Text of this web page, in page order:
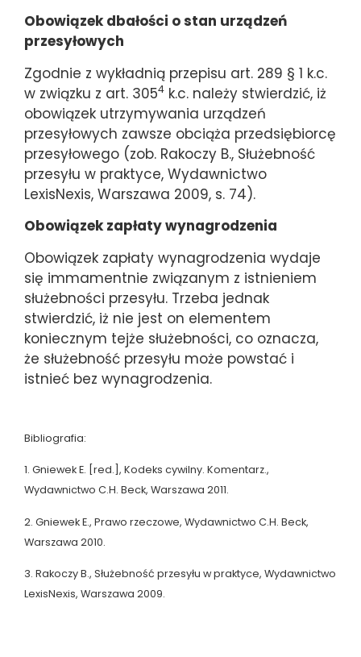
Obowiązek dbałości o stan urządzeń
przesyłowych
Zgodnie z wykładnią przepisu art. 289 § 1 k.c.
w związku z art. 3054 k.c. należy stwierdzić, iż
obowiązek utrzymywania urządzeń
przesyłowych zawsze obciąża przedsiębiorcę
przesyłowego (zob. Rakoczy B., Służebność
przesyłu w praktyce, Wydawnictwo
LexisNexis, Warszawa 2009, s. 74).
Obowiązek zapłaty wynagrodzenia
Obowiązek zapłaty wynagrodzenia wydaje
się immamentnie związanym z istnieniem
służebności przesyłu. Trzeba jednak
stwierdzić, iż nie jest on elementem
koniecznym tejże służebności, co oznacza,
że służebność przesyłu może powstać i
istnieć bez wynagrodzenia.
Bibliografia:
1. Gniewek E. [red.], Kodeks cywilny. Komentarz.,
Wydawnictwo C.H. Beck, Warszawa 2011.
2. Gniewek E., Prawo rzeczowe, Wydawnictwo C.H. Beck,
Warszawa 2010.
3. Rakoczy B., Służebność przesyłu w praktyce, Wydawnictwo
LexisNexis, Warszawa 2009.